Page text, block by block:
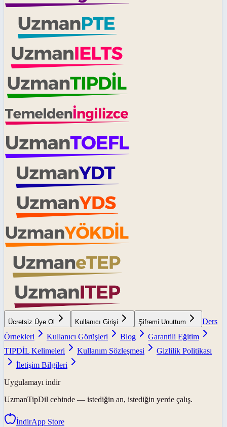
Ücretsiz Üye Ol Kullanıcı Girişi Şifremi Unuttum
Ders
Örnekleri
Kullanıcı Görüşleri Blog
Garantili Eğitim
TIPDİL Kelimeleri
Kullanım Sözleşmesi
Gizlilik Politikası
İletişim Bilgileri
Uygulamayı indir
UzmanTipDil cebinde — istediğin an, istediğin yerde çalış.
İndirApp Store